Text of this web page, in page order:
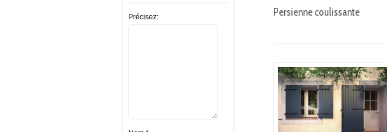
Persienne coulissante
Précisez: